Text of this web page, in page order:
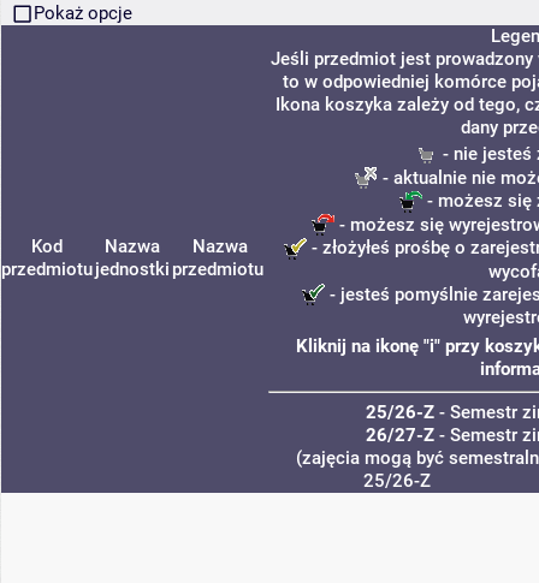
Pokaż opcje
Kod
przedmiotu
Nazwa
jednostki
Nazwa
przedmiotu
Jeśli przedmiot jest prowadzony
to w odpowiedniej komórce
Ikona koszyka zależy od tego,
dany
- nie jesteś
- aktualnie nie
- możesz się
- możesz się
- złożyłeś prośbę o
- jesteś pomyślnie
Kliknij na ikonę "i" przy
25/26-Z - Semestr
26/27-Z - Semestr
(zajęcia mogą być
25/26-Z